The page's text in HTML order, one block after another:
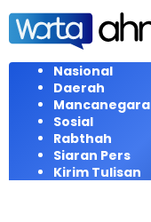
Langsung
konten
Nasional
Daerah
Mancanegara
Sosial
Rabthah
Siaran Pers
Kirim Tulisan